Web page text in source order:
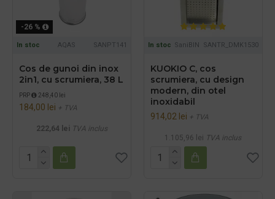
-26 %
In stoc AQAS SANPT141
Cos de gunoi din inox
2in1, cu scrumiera, 38 L
PRP 248,40 lei
184,00 lei + TVA
222,64 lei TVA inclus
In stoc SaniBIN SANTR_DMK1530
KUOKIO C, cos
scrumiera, cu design
modern, din otel
inoxidabil
914,02 lei + TVA
1.105,96 lei TVA inclus